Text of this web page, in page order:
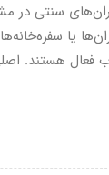
سنتی در
یا
فعال هستند.